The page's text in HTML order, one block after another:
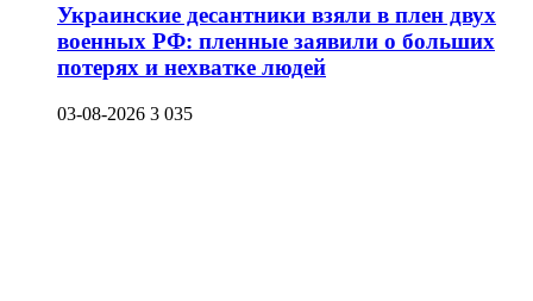
Украинские десантники взяли в плен двух
военных РФ: пленные заявили о больших
потерях и нехватке людей
03-08-2026 3 035